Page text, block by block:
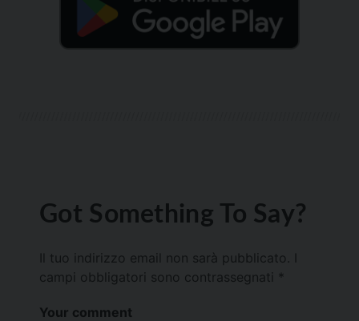
Got Something To Say?
Il tuo indirizzo email non sarà pubblicato.
campi obbligatori sono contrassegnati *
Your comment